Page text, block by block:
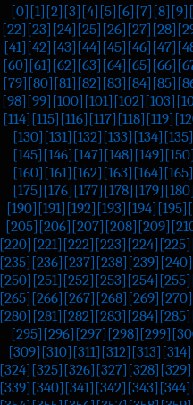
[0] [1] [2] [3] [4] [5] [6] [7] [8] [9]
[22] [23] [24] [25] [26] [27] [28]
[41] [42] [43] [44] [45] [46] [47]
[60] [61] [62] [63] [64] [65] [66]
[79] [80] [81] [82] [83] [84] [85]
[98] [99] [100] [101] [102] [103]
[114] [115] [116] [117] [118] [119]
[130] [131] [132] [133] [134] [135]
[145] [146] [147] [148] [149]
[160] [161] [162] [163] [164] [165]
[175] [176] [177] [178] [179]
[190] [191] [192] [193] [194] [195]
[205] [206] [207] [208] [209]
[220] [221] [222] [223] [224] [225]
[235] [236] [237] [238] [239] [240]
[250] [251] [252] [253] [254] [255]
[265] [266] [267] [268] [269] [270]
[280] [281] [282] [283] [284] [285]
[295] [296] [297] [298] [299]
[309] [310] [311] [312] [313] [314]
[324] [325] [326] [327] [328] [329]
[339] [340] [341] [342] [343] [344]